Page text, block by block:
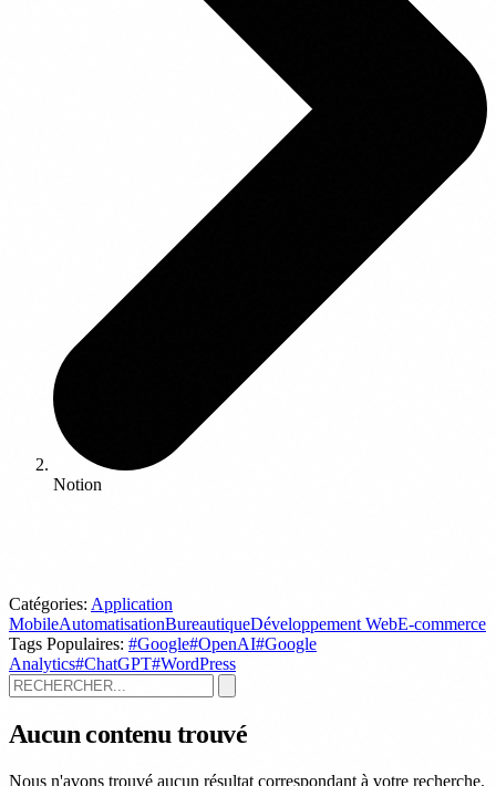
Notion
Catégories: Application
MobileAutomatisationBureautiqueDéveloppement WebE-commerce
Tags Populaires: #Google#OpenAI#Google
Analytics#ChatGPT#WordPress
Aucun contenu trouvé
Nous n'avons trouvé aucun résultat correspondant à votre recherche.